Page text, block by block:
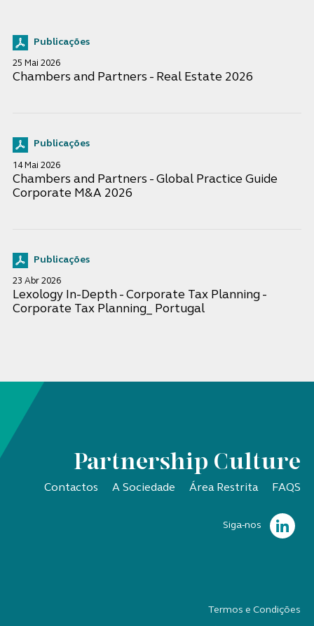
Publicações
25 Mai 2026
Chambers and Partners - Real Estate 2026
Publicações
14 Mai 2026
Chambers and Partners - Global Practice Guide
Corporate M&A 2026
Publicações
23 Abr 2026
Lexology In-Depth - Corporate Tax Planning -
Corporate Tax Planning_ Portugal
Partnership Culture
Contactos A Sociedade Área Restrita FAQS
Siga-nos
Termos e Condições